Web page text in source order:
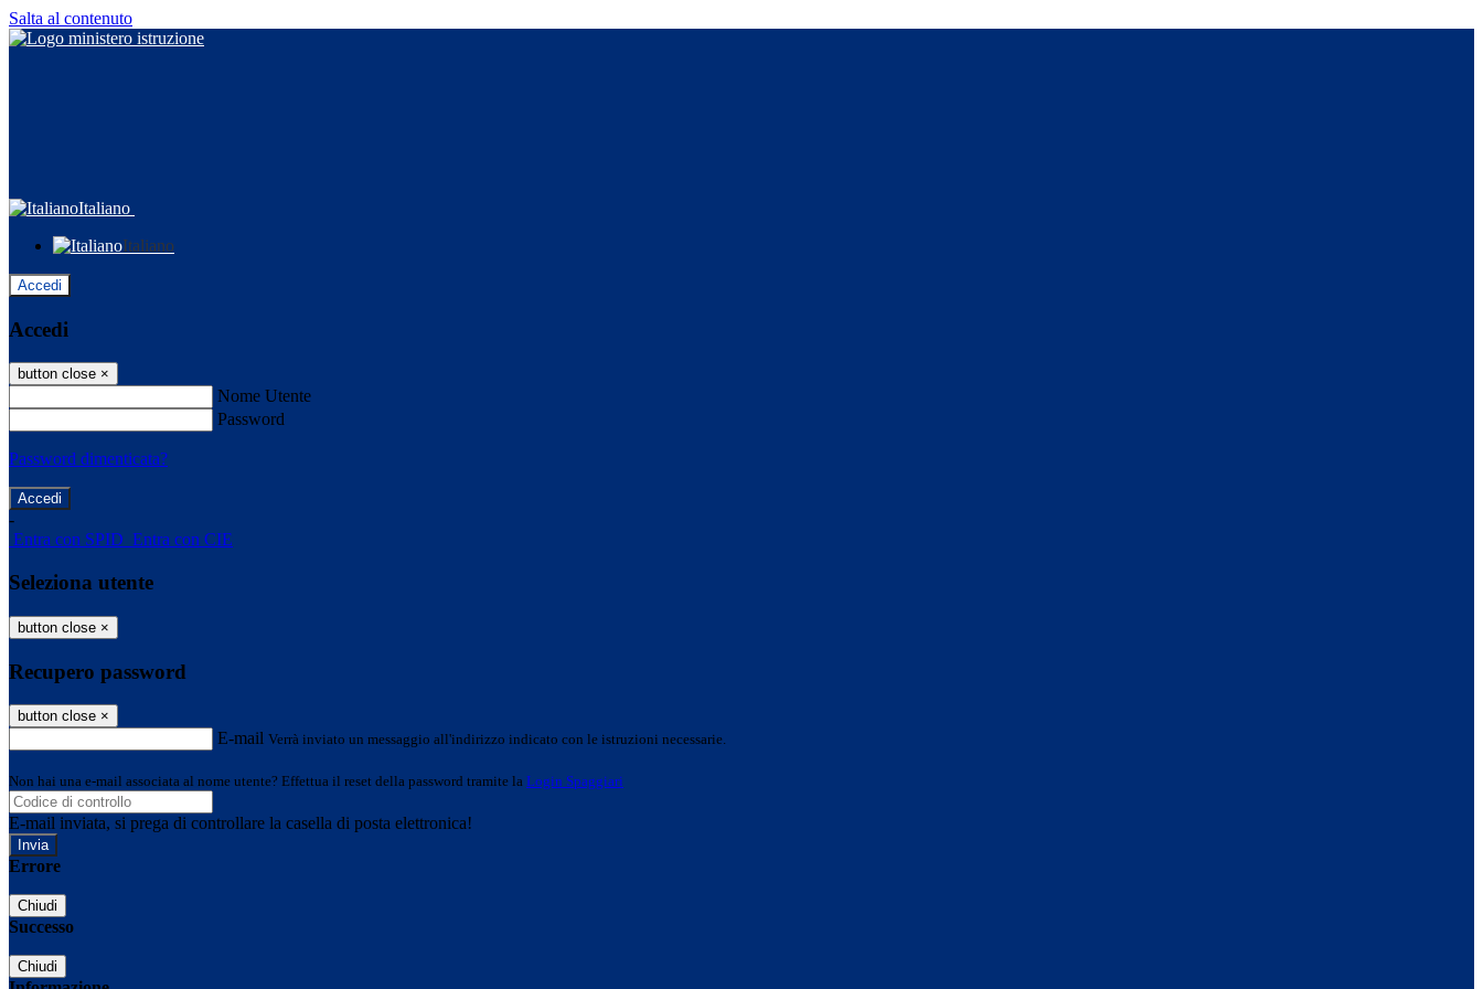
Salta al contenuto
Italiano
Italiano
Accedi
Accedi
button close ×
Nome Utente
Password
Password dimenticata?
-
Entra con SPID Entra con CIE
Seleziona utente
button close ×
Recupero password
button close ×
E-mail Verrà inviato un messaggio all'indirizzo indicato con le istruzioni necessarie.
Non hai una e-mail associata al nome utente? Effettua il reset della password tramite la Login Spaggiari
E-mail inviata, si prega di controllare la casella di posta elettronica!
Errore
Chiudi
Successo
Chiudi